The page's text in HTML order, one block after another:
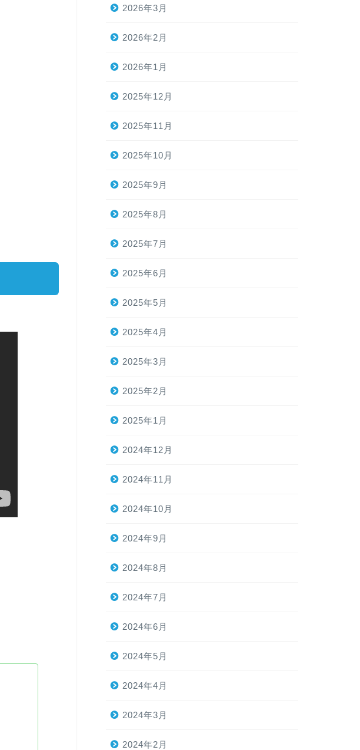
2026年3月
2026年2月
2026年1月
2025年12月
2025年11月
2025年10月
2025年9月
2025年8月
2025年7月
2025年6月
2025年5月
2025年4月
2025年3月
2025年2月
2025年1月
2024年12月
2024年11月
2024年10月
2024年9月
2024年8月
2024年7月
2024年6月
2024年5月
2024年4月
2024年3月
2024年2月